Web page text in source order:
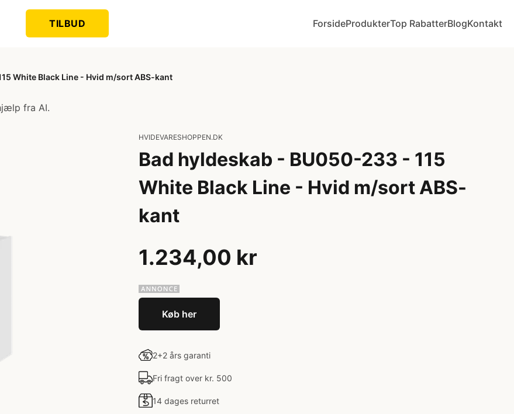
TILBUD ForsideProdukterTop RabatterBlogKontakt
White Black Line - Hvid m/sort ABS-kant
fra AI.
HVIDEVARESHOPPEN.DK
Bad hyldeskab - BU050-233 - 115
White Black Line - Hvid m/sort ABS-
kant
1.234,00 kr
Køb her
2+2 års garanti
Fri fragt over kr. 500
14 dages returret